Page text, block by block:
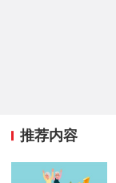
推荐内容